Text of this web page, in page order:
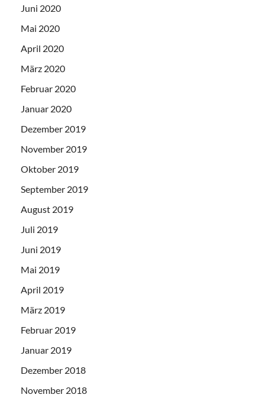
Juni 2020
Mai 2020
April 2020
März 2020
Februar 2020
Januar 2020
Dezember 2019
November 2019
Oktober 2019
September 2019
August 2019
Juli 2019
Juni 2019
Mai 2019
April 2019
März 2019
Februar 2019
Januar 2019
Dezember 2018
November 2018